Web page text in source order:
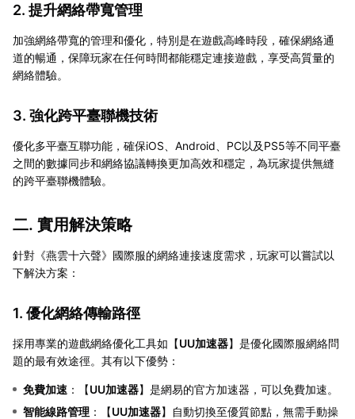
2. 提升網絡帶寬管理
加強網絡帶寬的管理和優化，特別是在遊戲高峰時段，確保網絡通
道的暢通，保障玩家在任何時間都能穩定連接遊戲，享受高質量的
網絡體驗。
3. 強化跨平臺聯機技術
優化多平臺互聯功能，確保iOS、Android、PC以及PS5等不同平臺
之間的數據同步和網絡協議轉換更加高效和穩定，為玩家提供無縫
的跨平臺聯機體驗。
二. 實用解決策略
針對《燕雲十六聲》國際服的網絡連接速度需求，玩家可以嘗試以
下解決方案：
1. 優化網絡傳輸路徑
採用專業的遊戲網絡優化工具如【UU加速器】是優化國際服網絡問
題的最有效途徑。其有以下優勢：
免費加速 ：【UU加速器】是網易的官方加速器，可以免費加速。
智能線路管理 ：【UU加速器】自動切換至優質節點，無需手動操